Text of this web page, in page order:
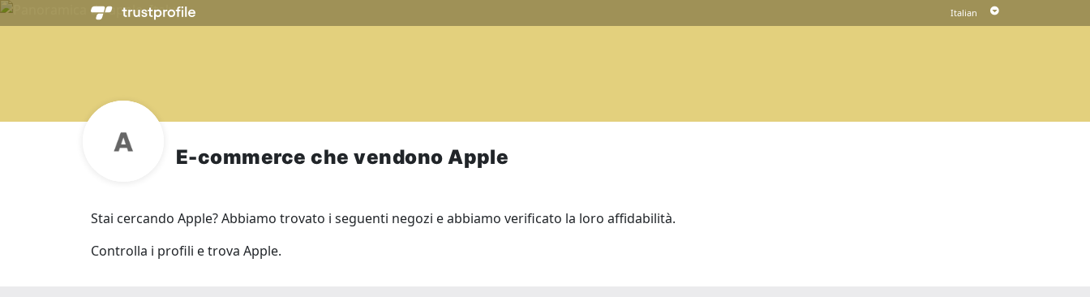
E-commerce che vendono Apple
Stai cercando Apple? Abbiamo trovato i seguenti negozi e abbiamo verificato la loro affidabilità.
Controlla i profili e trova Apple.